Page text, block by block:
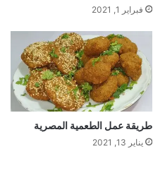
فبراير 1, 2021
طريقة عمل الطعمية المصرية
يناير 13, 2021